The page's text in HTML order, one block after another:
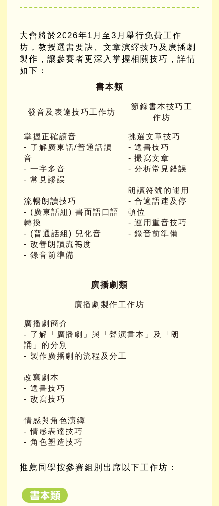
大會將於2026年1月至3月舉行免費工作
坊，教授選書要訣、文章演繹技巧及廣播劇
製作，讓參賽者更深入掌握相關技巧，詳情
如下：
書本類
發音及表達技巧工作坊
節錄書本技巧工
作坊
掌握正確讀音
- 了解廣東話/普通話讀
音
- 一字多音
- 常見謬誤
流暢朗讀技巧
- (廣東話組) 書面語口語
轉換
- (普通話組) 兒化音
- 改善朗讀流𣈱度
- 錄音前準備
挑選文章技巧
- 選書技巧
- 撮寫文章
- 分析常見錯誤
朗讀符號的運用
- 合適語速及停
頓位
- 運用重音技巧
- 錄音前準備
廣播劇類
廣播劇製作工作坊
廣播劇簡介
- 了解「廣播劇」與「聲演書本」及「朗
誦」的分別
- 製作廣播劇的流程及分工
改寫劇本
- 選書技巧
- 改寫技巧
情感與角色演繹
- 情感表達技巧
- 角色塑造技巧
推薦同學按參賽組別出席以下工作坊：